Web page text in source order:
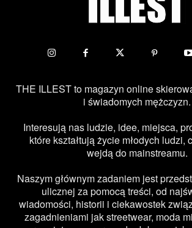
THE ILLEST to magazyn online
i świadomych mężczyzn.
Interesują nas ludzie, idee, miejsca,
które kształtują życie młodych ludzi,
wejdą do mainstreamu.
Naszym głównym zadaniem jest
ulicznej za pomocą treści, od
wiadomości, historii i ciekawostek
zagadnieniami jak streetwear, moda